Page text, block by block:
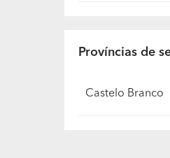
Províncias de
Castelo Branco